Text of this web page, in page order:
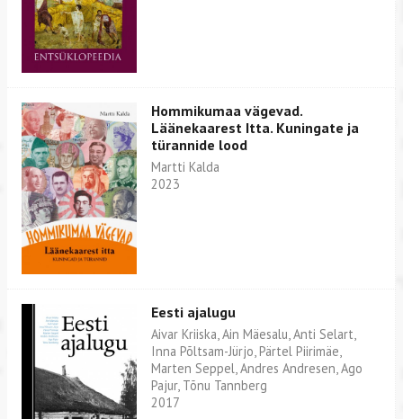
Hommikumaa vägevad.
Läänekaarest Itta. Kuningate ja
türannide lood
Martti Kalda
2023
Eesti ajalugu
Aivar Kriiska, Ain Mäesalu, Anti Selart,
Inna Põltsam-Jürjo, Pärtel Piirimäe,
Marten Seppel, Andres Andresen, Ago
Pajur, Tõnu Tannberg
2017